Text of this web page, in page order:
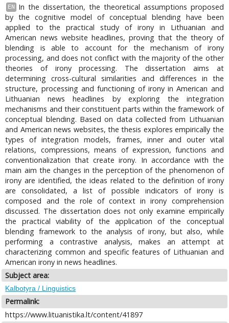
EN
In the dissertation, the theoretical assumptions proposed
by the cognitive model of conceptual blending have been
applied to the practical study of irony in Lithuanian and
American news website headlines, proving that the theory of
blending is able to account for the mechanism of irony
processing, and does not conflict with the majority of the other
theories of irony processing. The dissertation aims at
determining cross-cultural similarities and differences in the
structure, processing and functioning of irony in American and
Lithuanian news headlines by exploring the integration
mechanisms and their constituent parts within the framework of
conceptual blending. Based on data collected from Lithuanian
and American news websites, the thesis explores empirically the
types of integration models, frames, inner and outer vital
relations, compressions, means of expression, functions and
conventionalization that create irony. In accordance with the
main aim the changes in the perception of the phenomenon of
irony are identified, the ideas related to the definition of irony
are consolidated, a list of possible indicators of irony is
composed and the role of context in irony comprehension
discussed. The dissertation does not only examine empirically
the practical viability of the application of the conceptual
blending framework to the analysis of irony, but also, while
performing a contrastive analysis, makes an attempt at
characterizing common and specific features of Lithuanian and
American irony in news headlines.
Subject area:
Kalbotyra / Linguistics
Permalink:
https://www.lituanistika.lt/content/41897